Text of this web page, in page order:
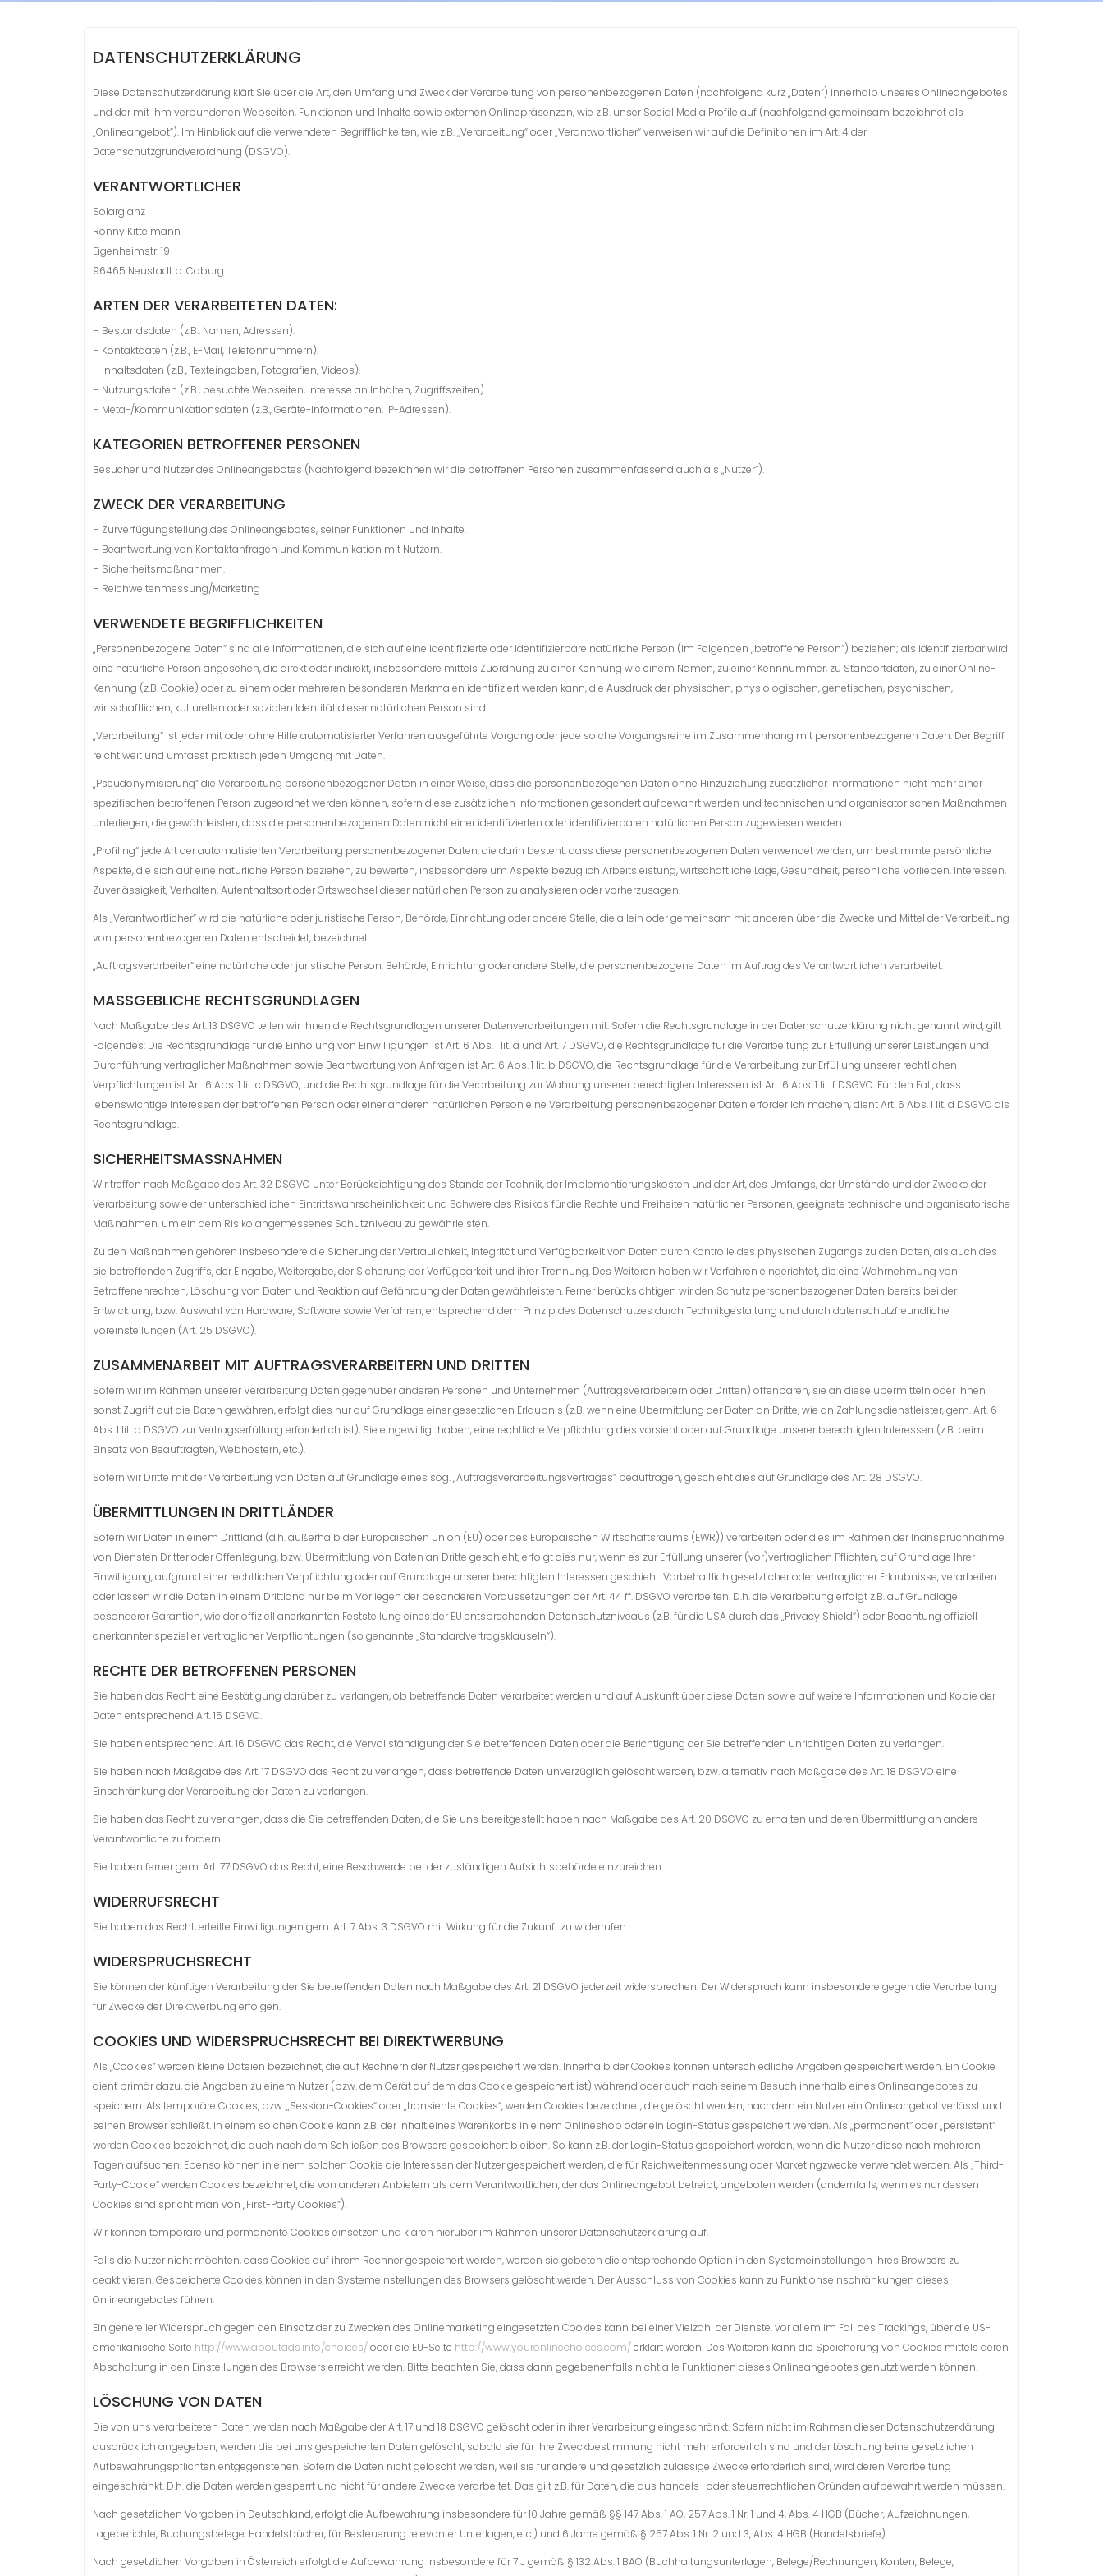
DATENSCHUTZERKLÄRUNG
Diese Datenschutzerklärung klärt Sie über die Art, den Umfang und Zweck der Verarbeitung von personenbezogenen Daten (nachfolgend kurz „Daten“) innerhalb unseres Onlineangebotes
und der mit ihm verbundenen Webseiten, Funktionen und Inhalte sowie externen Onlinepräsenzen, wie z.B. unser Social Media Profile auf (nachfolgend gemeinsam bezeichnet als
„Onlineangebot“). Im Hinblick auf die verwendeten Begrifflichkeiten, wie z.B. „Verarbeitung“ oder „Verantwortlicher“ verweisen wir auf die Definitionen im Art. 4 der
Datenschutzgrundverordnung (DSGVO).
VERANTWORTLICHER
Solarglanz
Ronny Kittelmann
Eigenheimstr. 19
96465 Neustadt b. Coburg
ARTEN DER VERARBEITETEN DATEN:
– Bestandsdaten (z.B., Namen, Adressen).
– Kontaktdaten (z.B., E-Mail, Telefonnummern).
– Inhaltsdaten (z.B., Texteingaben, Fotografien, Videos).
– Nutzungsdaten (z.B., besuchte Webseiten, Interesse an Inhalten, Zugriffszeiten).
– Meta-/Kommunikationsdaten (z.B., Geräte-Informationen, IP-Adressen).
KATEGORIEN BETROFFENER PERSONEN
Besucher und Nutzer des Onlineangebotes (Nachfolgend bezeichnen wir die betroffenen Personen zusammenfassend auch als „Nutzer“).
ZWECK DER VERARBEITUNG
– Zurverfügungstellung des Onlineangebotes, seiner Funktionen und Inhalte.
– Beantwortung von Kontaktanfragen und Kommunikation mit Nutzern.
– Sicherheitsmaßnahmen.
– Reichweitenmessung/Marketing
VERWENDETE BEGRIFFLICHKEITEN
„Personenbezogene Daten“ sind alle Informationen, die sich auf eine identifizierte oder identifizierbare natürliche Person (im Folgenden „betroffene Person“) beziehen; als identifizierbar wird
eine natürliche Person angesehen, die direkt oder indirekt, insbesondere mittels Zuordnung zu einer Kennung wie einem Namen, zu einer Kennnummer, zu Standortdaten, zu einer Online-
Kennung (z.B. Cookie) oder zu einem oder mehreren besonderen Merkmalen identifiziert werden kann, die Ausdruck der physischen, physiologischen, genetischen, psychischen,
wirtschaftlichen, kulturellen oder sozialen Identität dieser natürlichen Person sind.
„Verarbeitung“ ist jeder mit oder ohne Hilfe automatisierter Verfahren ausgeführte Vorgang oder jede solche Vorgangsreihe im Zusammenhang mit personenbezogenen Daten. Der Begriff
reicht weit und umfasst praktisch jeden Umgang mit Daten.
„Pseudonymisierung“ die Verarbeitung personenbezogener Daten in einer Weise, dass die personenbezogenen Daten ohne Hinzuziehung zusätzlicher Informationen nicht mehr einer
spezifischen betroffenen Person zugeordnet werden können, sofern diese zusätzlichen Informationen gesondert aufbewahrt werden und technischen und organisatorischen Maßnahmen
unterliegen, die gewährleisten, dass die personenbezogenen Daten nicht einer identifizierten oder identifizierbaren natürlichen Person zugewiesen werden.
„Profiling“ jede Art der automatisierten Verarbeitung personenbezogener Daten, die darin besteht, dass diese personenbezogenen Daten verwendet werden, um bestimmte persönliche
Aspekte, die sich auf eine natürliche Person beziehen, zu bewerten, insbesondere um Aspekte bezüglich Arbeitsleistung, wirtschaftliche Lage, Gesundheit, persönliche Vorlieben, Interessen,
Zuverlässigkeit, Verhalten, Aufenthaltsort oder Ortswechsel dieser natürlichen Person zu analysieren oder vorherzusagen.
Als „Verantwortlicher“ wird die natürliche oder juristische Person, Behörde, Einrichtung oder andere Stelle, die allein oder gemeinsam mit anderen über die Zwecke und Mittel der Verarbeitung
von personenbezogenen Daten entscheidet, bezeichnet.
„Auftragsverarbeiter“ eine natürliche oder juristische Person, Behörde, Einrichtung oder andere Stelle, die personenbezogene Daten im Auftrag des Verantwortlichen verarbeitet.
MASSGEBLICHE RECHTSGRUNDLAGEN
Nach Maßgabe des Art. 13 DSGVO teilen wir Ihnen die Rechtsgrundlagen unserer Datenverarbeitungen mit. Sofern die Rechtsgrundlage in der Datenschutzerklärung nicht genannt wird, gilt
Folgendes: Die Rechtsgrundlage für die Einholung von Einwilligungen ist Art. 6 Abs. 1 lit. a und Art. 7 DSGVO, die Rechtsgrundlage für die Verarbeitung zur Erfüllung unserer Leistungen und
Durchführung vertraglicher Maßnahmen sowie Beantwortung von Anfragen ist Art. 6 Abs. 1 lit. b DSGVO, die Rechtsgrundlage für die Verarbeitung zur Erfüllung unserer rechtlichen
Verpflichtungen ist Art. 6 Abs. 1 lit. c DSGVO, und die Rechtsgrundlage für die Verarbeitung zur Wahrung unserer berechtigten Interessen ist Art. 6 Abs. 1 lit. f DSGVO. Für den Fall, dass
lebenswichtige Interessen der betroffenen Person oder einer anderen natürlichen Person eine Verarbeitung personenbezogener Daten erforderlich machen, dient Art. 6 Abs. 1 lit. d DSGVO als
Rechtsgrundlage.
SICHERHEITSMASSNAHMEN
Wir treffen nach Maßgabe des Art. 32 DSGVO unter Berücksichtigung des Stands der Technik, der Implementierungskosten und der Art, des Umfangs, der Umstände und der Zwecke der
Verarbeitung sowie der unterschiedlichen Eintrittswahrscheinlichkeit und Schwere des Risikos für die Rechte und Freiheiten natürlicher Personen, geeignete technische und organisatorische
Maßnahmen, um ein dem Risiko angemessenes Schutzniveau zu gewährleisten.
Zu den Maßnahmen gehören insbesondere die Sicherung der Vertraulichkeit, Integrität und Verfügbarkeit von Daten durch Kontrolle des physischen Zugangs zu den Daten, als auch des
sie betreffenden Zugriffs, der Eingabe, Weitergabe, der Sicherung der Verfügbarkeit und ihrer Trennung. Des Weiteren haben wir Verfahren eingerichtet, die eine Wahrnehmung von
Betroffenenrechten, Löschung von Daten und Reaktion auf Gefährdung der Daten gewährleisten. Ferner berücksichtigen wir den Schutz personenbezogener Daten bereits bei der
Entwicklung, bzw. Auswahl von Hardware, Software sowie Verfahren, entsprechend dem Prinzip des Datenschutzes durch Technikgestaltung und durch datenschutzfreundliche
Voreinstellungen (Art. 25 DSGVO).
ZUSAMMENARBEIT MIT AUFTRAGSVERARBEITERN UND DRITTEN
Sofern wir im Rahmen unserer Verarbeitung Daten gegenüber anderen Personen und Unternehmen (Auftragsverarbeitern oder Dritten) offenbaren, sie an diese übermitteln oder ihnen
sonst Zugriff auf die Daten gewähren, erfolgt dies nur auf Grundlage einer gesetzlichen Erlaubnis (z.B. wenn eine Übermittlung der Daten an Dritte, wie an Zahlungsdienstleister, gem. Art. 6
Abs. 1 lit. b DSGVO zur Vertragserfüllung erforderlich ist), Sie eingewilligt haben, eine rechtliche Verpflichtung dies vorsieht oder auf Grundlage unserer berechtigten Interessen (z.B. beim
Einsatz von Beauftragten, Webhostern, etc.).
Sofern wir Dritte mit der Verarbeitung von Daten auf Grundlage eines sog. „Auftragsverarbeitungsvertrages“ beauftragen, geschieht dies auf Grundlage des Art. 28 DSGVO.
ÜBERMITTLUNGEN IN DRITTLÄNDER
Sofern wir Daten in einem Drittland (d.h. außerhalb der Europäischen Union (EU) oder des Europäischen Wirtschaftsraums (EWR)) verarbeiten oder dies im Rahmen der Inanspruchnahme
von Diensten Dritter oder Offenlegung, bzw. Übermittlung von Daten an Dritte geschieht, erfolgt dies nur, wenn es zur Erfüllung unserer (vor)vertraglichen Pflichten, auf Grundlage Ihrer
Einwilligung, aufgrund einer rechtlichen Verpflichtung oder auf Grundlage unserer berechtigten Interessen geschieht. Vorbehaltlich gesetzlicher oder vertraglicher Erlaubnisse, verarbeiten
oder lassen wir die Daten in einem Drittland nur beim Vorliegen der besonderen Voraussetzungen der Art. 44 ff. DSGVO verarbeiten. D.h. die Verarbeitung erfolgt z.B. auf Grundlage
besonderer Garantien, wie der offiziell anerkannten Feststellung eines der EU entsprechenden Datenschutzniveaus (z.B. für die USA durch das „Privacy Shield“) oder Beachtung offiziell
anerkannter spezieller vertraglicher Verpflichtungen (so genannte „Standardvertragsklauseln“).
RECHTE DER BETROFFENEN PERSONEN
Sie haben das Recht, eine Bestätigung darüber zu verlangen, ob betreffende Daten verarbeitet werden und auf Auskunft über diese Daten sowie auf weitere Informationen und Kopie der
Daten entsprechend Art. 15 DSGVO.
Sie haben entsprechend. Art. 16 DSGVO das Recht, die Vervollständigung der Sie betreffenden Daten oder die Berichtigung der Sie betreffenden unrichtigen Daten zu verlangen.
Sie haben nach Maßgabe des Art. 17 DSGVO das Recht zu verlangen, dass betreffende Daten unverzüglich gelöscht werden, bzw. alternativ nach Maßgabe des Art. 18 DSGVO eine
Einschränkung der Verarbeitung der Daten zu verlangen.
Sie haben das Recht zu verlangen, dass die Sie betreffenden Daten, die Sie uns bereitgestellt haben nach Maßgabe des Art. 20 DSGVO zu erhalten und deren Übermittlung an andere
Verantwortliche zu fordern.
Sie haben ferner gem. Art. 77 DSGVO das Recht, eine Beschwerde bei der zuständigen Aufsichtsbehörde einzureichen.
WIDERRUFSRECHT
Sie haben das Recht, erteilte Einwilligungen gem. Art. 7 Abs. 3 DSGVO mit Wirkung für die Zukunft zu widerrufen
WIDERSPRUCHSRECHT
Sie können der künftigen Verarbeitung der Sie betreffenden Daten nach Maßgabe des Art. 21 DSGVO jederzeit widersprechen. Der Widerspruch kann insbesondere gegen die Verarbeitung
für Zwecke der Direktwerbung erfolgen.
COOKIES UND WIDERSPRUCHSRECHT BEI DIREKTWERBUNG
Als „Cookies“ werden kleine Dateien bezeichnet, die auf Rechnern der Nutzer gespeichert werden. Innerhalb der Cookies können unterschiedliche Angaben gespeichert werden. Ein Cookie
dient primär dazu, die Angaben zu einem Nutzer (bzw. dem Gerät auf dem das Cookie gespeichert ist) während oder auch nach seinem Besuch innerhalb eines Onlineangebotes zu
speichern. Als temporäre Cookies, bzw. „Session-Cookies“ oder „transiente Cookies“, werden Cookies bezeichnet, die gelöscht werden, nachdem ein Nutzer ein Onlineangebot verlässt und
seinen Browser schließt. In einem solchen Cookie kann z.B. der Inhalt eines Warenkorbs in einem Onlineshop oder ein Login-Status gespeichert werden. Als „permanent“ oder „persistent“
werden Cookies bezeichnet, die auch nach dem Schließen des Browsers gespeichert bleiben. So kann z.B. der Login-Status gespeichert werden, wenn die Nutzer diese nach mehreren
Tagen aufsuchen. Ebenso können in einem solchen Cookie die Interessen der Nutzer gespeichert werden, die für Reichweitenmessung oder Marketingzwecke verwendet werden. Als „Third-
Party-Cookie“ werden Cookies bezeichnet, die von anderen Anbietern als dem Verantwortlichen, der das Onlineangebot betreibt, angeboten werden (andernfalls, wenn es nur dessen
Cookies sind spricht man von „First-Party Cookies“).
Wir können temporäre und permanente Cookies einsetzen und klären hierüber im Rahmen unserer Datenschutzerklärung auf.
Falls die Nutzer nicht möchten, dass Cookies auf ihrem Rechner gespeichert werden, werden sie gebeten die entsprechende Option in den Systemeinstellungen ihres Browsers zu
deaktivieren. Gespeicherte Cookies können in den Systemeinstellungen des Browsers gelöscht werden. Der Ausschluss von Cookies kann zu Funktionseinschränkungen dieses
Onlineangebotes führen.
Ein genereller Widerspruch gegen den Einsatz der zu Zwecken des Onlinemarketing eingesetzten Cookies kann bei einer Vielzahl der Dienste, vor allem im Fall des Trackings, über die US-
amerikanische Seite http://www.aboutads.info/choices/oder die EU-Seite http://www.youronlinechoices.com/erklärt werden. Des Weiteren kann die Speicherung von Cookies mittels deren
Abschaltung in den Einstellungen des Browsers erreicht werden. Bitte beachten Sie, dass dann gegebenenfalls nicht alle Funktionen dieses Onlineangebotes genutzt werden können.
LÖSCHUNG VON DATEN
Die von uns verarbeiteten Daten werden nach Maßgabe der Art. 17 und 18 DSGVO gelöscht oder in ihrer Verarbeitung eingeschränkt. Sofern nicht im Rahmen dieser Datenschutzerklärung
ausdrücklich angegeben, werden die bei uns gespeicherten Daten gelöscht, sobald sie für ihre Zweckbestimmung nicht mehr erforderlich sind und der Löschung keine gesetzlichen
Aufbewahrungspflichten entgegenstehen. Sofern die Daten nicht gelöscht werden, weil sie für andere und gesetzlich zulässige Zwecke erforderlich sind, wird deren Verarbeitung
eingeschränkt. D.h. die Daten werden gesperrt und nicht für andere Zwecke verarbeitet. Das gilt z.B. für Daten, die aus handels- oder steuerrechtlichen Gründen aufbewahrt werden müssen.
Nach gesetzlichen Vorgaben in Deutschland, erfolgt die Aufbewahrung insbesondere für 10 Jahre gemäß §§ 147 Abs. 1 AO, 257 Abs. 1 Nr. 1 und 4, Abs. 4 HGB (Bücher, Aufzeichnungen,
Lageberichte, Buchungsbelege, Handelsbücher, für Besteuerung relevanter Unterlagen, etc.) und 6 Jahre gemäß § 257 Abs. 1 Nr. 2 und 3, Abs. 4 HGB (Handelsbriefe).
Nach gesetzlichen Vorgaben in Österreich erfolgt die Aufbewahrung insbesondere für 7 J gemäß § 132 Abs. 1 BAO (Buchhaltungsunterlagen, Belege/Rechnungen, Konten, Belege,